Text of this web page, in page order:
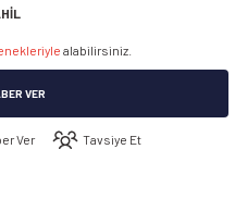
alabilirsiniz.
VER
Ver Tavsiye Et